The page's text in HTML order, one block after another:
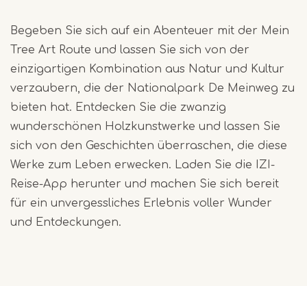
Begeben Sie sich auf ein Abenteuer mit der Mein
Tree Art Route und lassen Sie sich von der
einzigartigen Kombination aus Natur und Kultur
verzaubern, die der Nationalpark De Meinweg zu
bieten hat. Entdecken Sie die zwanzig
wunderschönen Holzkunstwerke und lassen Sie
sich von den Geschichten überraschen, die diese
Werke zum Leben erwecken. Laden Sie die IZI-
Reise-App herunter und machen Sie sich bereit
für ein unvergessliches Erlebnis voller Wunder
und Entdeckungen.